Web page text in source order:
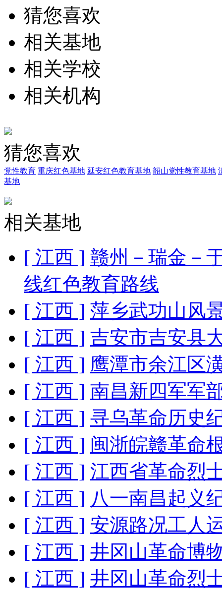
猜您喜欢
相关基地
相关学校
相关机构
猜您喜欢
党性教育 重庆红色基地 延安红色教育基地 韶山党性教育基地
基地
相关基地
[ 江西 ] 赣州－瑞金－
线红色教育路线
[ 江西 ] 萍乡武功山风
[ 江西 ] 吉安市吉安县
[ 江西 ] 鹰潭市余江区
[ 江西 ] 南昌新四军军
[ 江西 ] 寻乌革命历史
[ 江西 ] 闽浙皖赣革命
[ 江西 ] 江西省革命烈
[ 江西 ] 八一南昌起义
[ 江西 ] 安源路况工人
[ 江西 ] 井冈山革命博
[ 江西 ] 井冈山革命烈